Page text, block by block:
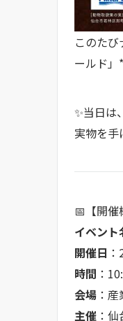
このた
ールド」
✨当日は
実物を手
📅【開催
イベント
開催日
時間 ：
会場 ：
主催 ：